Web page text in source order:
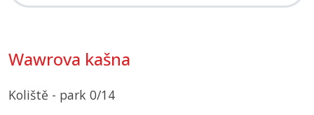
Wawrova kašna
Koliště - park 0/14